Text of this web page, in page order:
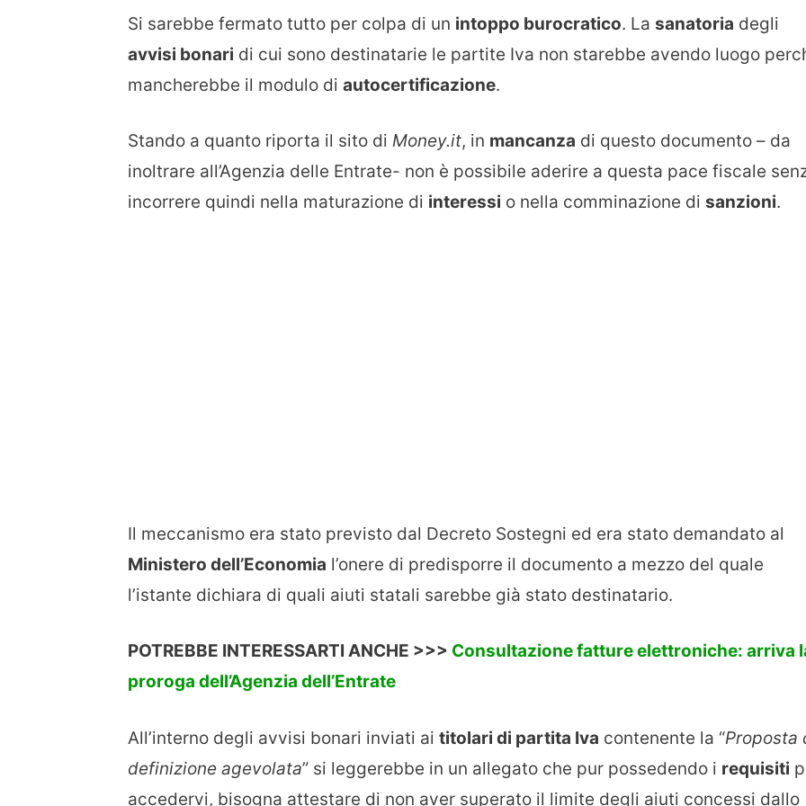
Si sarebbe fermato tutto per colpa di un intoppo burocratico. La sanatoria degli
avvisi bonari di cui sono destinatarie le partite Iva non starebbe avendo luogo
mancherebbe il modulo di autocertificazione.
Stando a quanto riporta il sito di Money.it, in mancanza di questo documento – da
inoltrare all’Agenzia delle Entrate- non è possibile aderire a questa pace fiscale
incorrere quindi nella maturazione di interessi o nella comminazione di sanzioni.
Il meccanismo era stato previsto dal Decreto Sostegni ed era stato demandato al
Ministero dell’Economia l’onere di predisporre il documento a mezzo del quale
l’istante dichiara di quali aiuti statali sarebbe già stato destinatario.
POTREBBE INTERESSARTI ANCHE >>> Consultazione fatture elettroniche: arriva
proroga dell’Agenzia dell’Entrate
All’interno degli avvisi bonari inviati ai titolari di partita Iva contenente la “Proposta
definizione agevolata” si leggerebbe in un allegato che pur possedendo i requisiti
accedervi, bisogna attestare di non aver superato il limite degli aiuti concessi dallo